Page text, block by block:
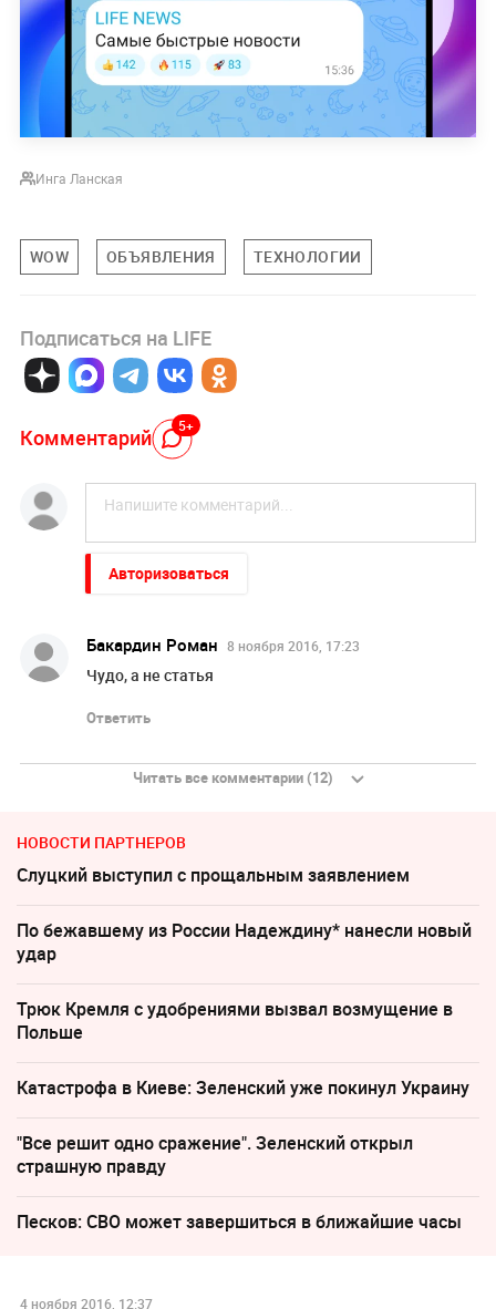
Инга Ланская
WOW ОБЪЯВЛЕНИЯ ТЕХНОЛОГИИ
Подписаться на LIFE
Комментарий 5+
Авторизоваться
Бакардин Роман 8 ноября 2016, 17:23
Чудо, а не статья
Ответить
Читать все комментарии (12)
НОВОСТИ ПАРТНЕРОВ
Слуцкий выступил с прощальным заявлением
По бежавшему из России Надеждину* нанесли новый
удар
Трюк Кремля с удобрениями вызвал возмущение в
Польше
Катастрофа в Киеве: Зеленский уже покинул Украину
"Все решит одно сражение". Зеленский открыл
страшную правду
Песков: СВО может завершиться в ближайшие часы
4 ноября 2016, 12:37